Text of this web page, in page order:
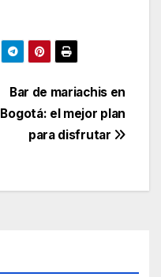
Bar de mariachis en
Bogotá: el mejor plan
para disfrutar